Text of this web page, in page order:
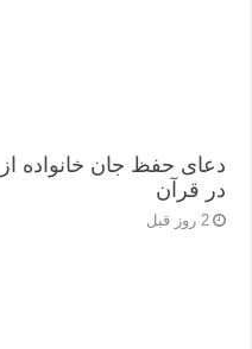
دعای حفظ جان خانواده
در قرآن
2 روز قبل